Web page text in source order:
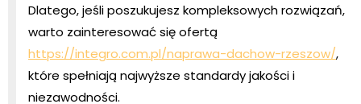
Dlatego, jeśli poszukujesz kompleksowych rozwiązań,
warto zainteresować się ofertą
https://integro.com.pl/naprawa-dachow-rzeszow/,
które spełniają najwyższe standardy jakości i
niezawodności.